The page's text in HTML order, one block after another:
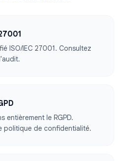
ISO/IEC 27001. Consultez
entièrement le RGPD.
politique de confidentialité.